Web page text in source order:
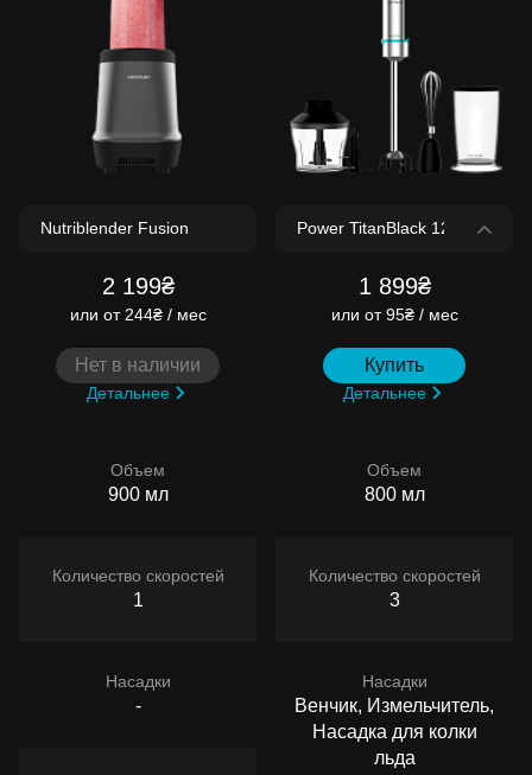
2 199₴
или от 244₴ / мес
Нет в наличии
Детальнее
Объем
900 мл
Количество скоростей
1
Насадки
-
1 899₴
или от 95₴ / мес
Купить
Детальнее
Объем
800 мл
Количество скоростей
3
Насадки
Венчик, Измельчитель,
Насадка для колки
льда